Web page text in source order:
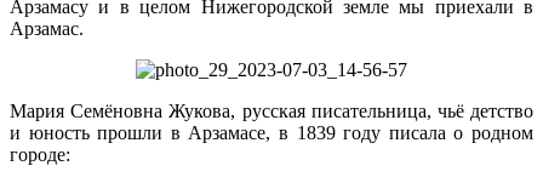
Арзамасу и в целом Нижегородской земле мы приехали в
Арзамас.
Мария Семёновна Жукова, русская писательница, чьё детство
и юность прошли в Арзамасе, в 1839 году писала о родном
городе: